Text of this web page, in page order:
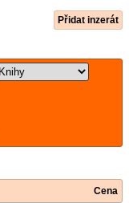
Přidat inzerát
Cena